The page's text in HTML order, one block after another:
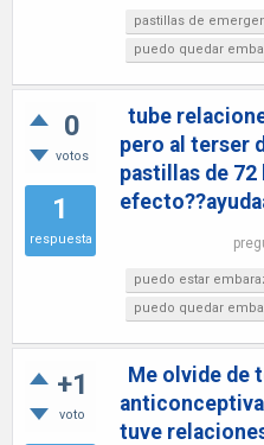
pastillas de
puedo quedar
0
votos
1
respuesta
tube
pero al terser
pastillas de 72
puedo estar
puedo quedar
+1
voto
Me olvide de
tuve